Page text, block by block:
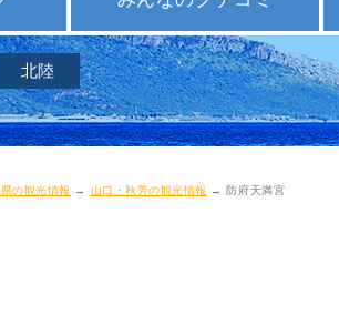
北陸
の観光情報 → 山口・秋芳の観光情報 → 防府天満宮